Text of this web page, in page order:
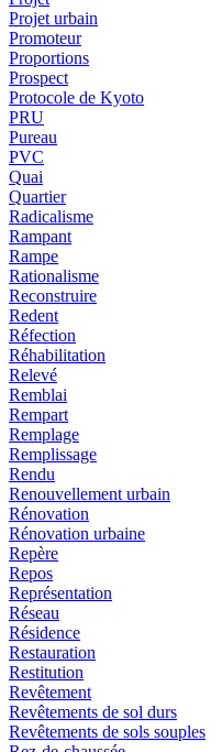
Projet urbain
Promoteur
Proportions
Prospect
Protocole de Kyoto
PRU
Pureau
PVC
Quai
Quartier
Radicalisme
Rampant
Rampe
Rationalisme
Reconstruire
Redent
Réfection
Réhabilitation
Relevé
Remblai
Rempart
Remplage
Remplissage
Rendu
Renouvellement urbain
Rénovation
Rénovation urbaine
Repère
Repos
Représentation
Réseau
Résidence
Restauration
Restitution
Revêtement
Revêtements de sol durs
Revêtements de sols souples